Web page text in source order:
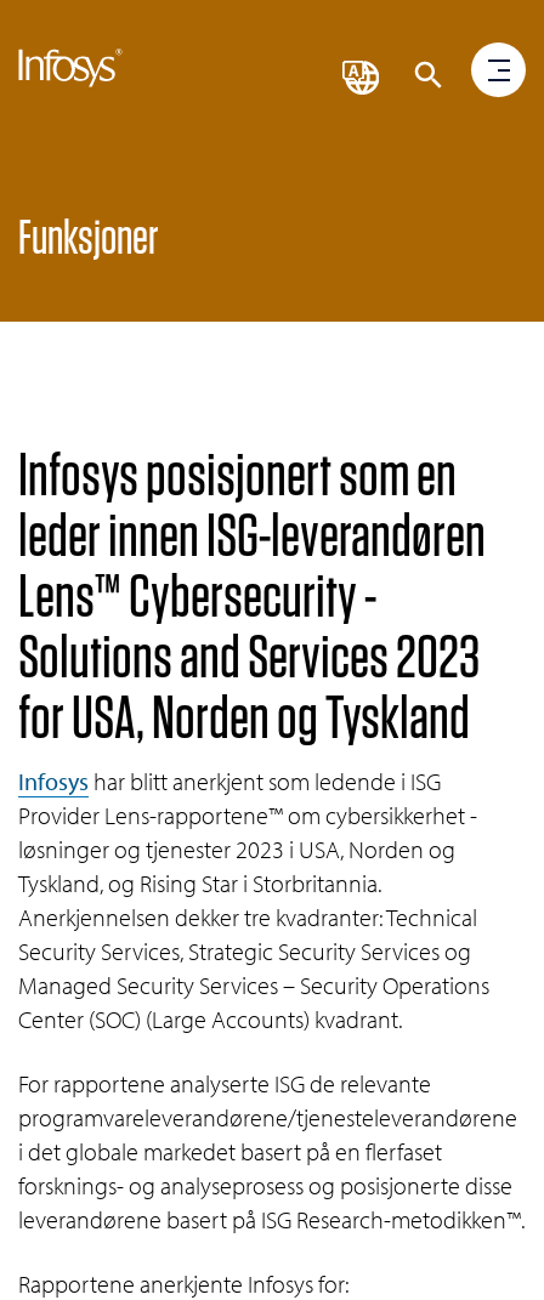
Funksjoner
Infosys posisjonert som en
leder innen ISG-leverandøren
Lens™ Cybersecurity -
Solutions and Services 2023
for USA, Norden og Tyskland
Infosys har blitt anerkjent som ledende i ISG
Provider Lens-rapportene™ om cybersikkerhet -
løsninger og tjenester 2023 i USA, Norden og
Tyskland, og Rising Star i Storbritannia.
Anerkjennelsen dekker tre kvadranter: Technical
Security Services, Strategic Security Services og
Managed Security Services – Security Operations
Center (SOC) (Large Accounts) kvadrant.
For rapportene analyserte ISG de relevante
programvareleverandørene/tjenesteleverandørene
i det globale markedet basert på en flerfaset
forsknings- og analyseprosess og posisjonerte disse
leverandørene basert på ISG Research-metodikken™.
Rapportene anerkjente Infosys for: